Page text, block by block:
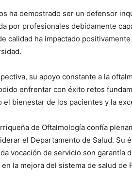
ha demostrado ser un defensor
por profesionales debidamente
calidad ha impactado
su apoyo constante a la
enfrentar con éxito retos
el bienestar de los pacientes y la
de Oftalmología confía
el Departamento de Salud. Su
vocación de servicio son garantía
la mejora del sistema de salud de